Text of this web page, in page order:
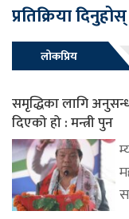
प्रतिक्रिया दिनुहोस्
लोकप्रिय
समृद्धिका लागि
दिएको हो : मन्त्री पुन